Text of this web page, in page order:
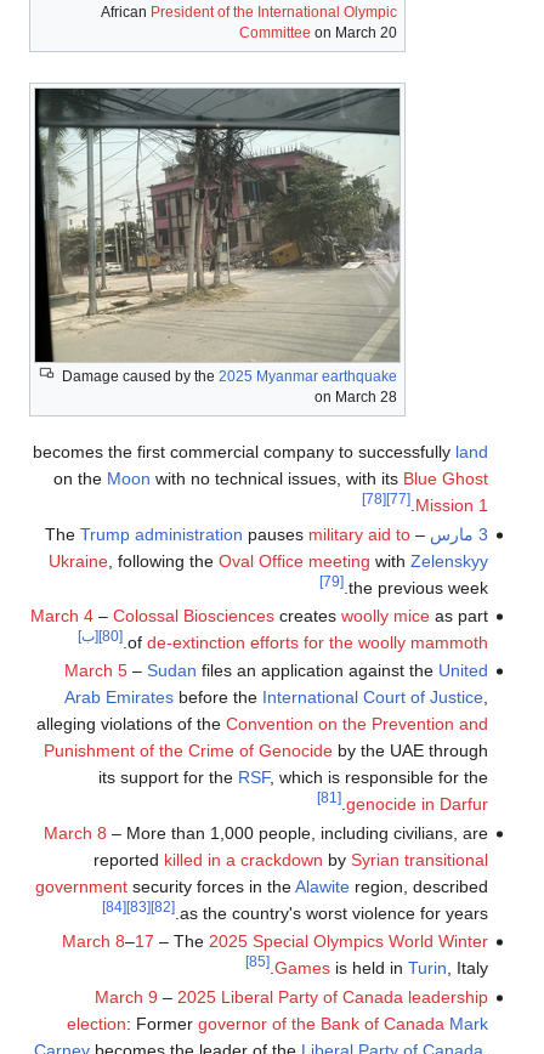
African President of the International Olympic
Committee on March 20
Damage caused by the 2025 Myanmar earthquake
on March 28
becomes the first commercial company to successfully land
on the Moon with no technical issues, with its Blue Ghost
Mission 1
.
[77]
[78]
3 مارس – The
Trump administration pauses military aid to
Ukraine, following the Oval Office meeting with Zelenskyy
the previous week.
[79]
March 4– Colossal Biosciencescreates woolly miceas part
of de-extinction efforts for the woolly mammoth
.
[80] [ب]
March 5– Sudan files an application against the United
Arab Emiratesbefore the International Court of Justice,
alleging violations of the Convention on the Prevention and
Punishment of the Crime of Genocideby the UAE through
its support for the RSF, which is responsible for the
genocide in Darfur
.
[81]
March 8 – More than 1,000 people, including civilians, are
reported killed in a crackdown by Syrian transitional
governmentsecurity forces in theAlawiteregion, described
as the country's worst violence for years.
[82]
[83]
[84]
March 8–17 – The 2025 Special Olympics World Winter
Gamesis held in Turin, Italy.
[85]
March 9 – 2025 Liberal Party of Canada leadership
election: Former governor of the Bank of Canada Mark
Carneybecomes the leader of the Liberal Party of Canada